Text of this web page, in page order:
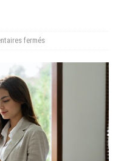
fermés